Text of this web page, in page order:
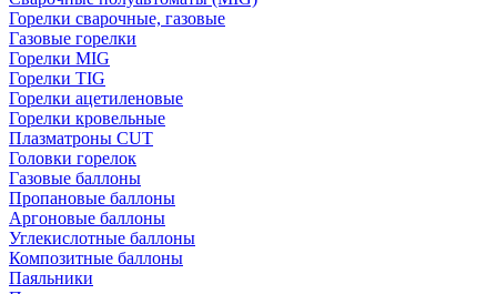
Горелки сварочные, газовые
Газовые горелки
Горелки MIG
Горелки TIG
Горелки ацетиленовые
Горелки кровельные
Плазматроны CUT
Головки горелок
Газовые баллоны
Пропановые баллоны
Аргоновые баллоны
Углекислотные баллоны
Композитные баллоны
Паяльники